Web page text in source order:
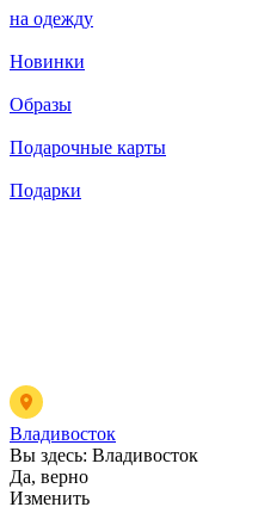
на одежду
Новинки
Образы
Подарочные карты
Подарки
Владивосток
Вы здесь: Владивосток
Да, верно
Изменить